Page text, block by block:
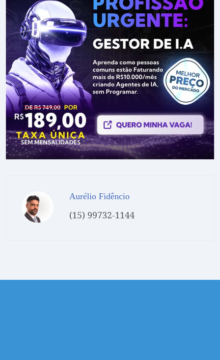
Aurélio Fidêncio
(15) 99732-1144